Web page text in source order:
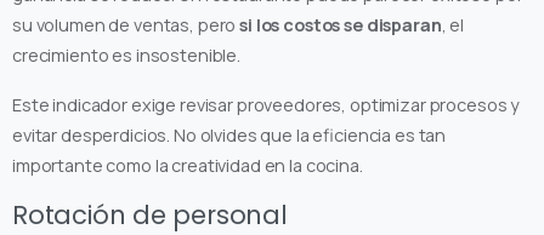
su volumen de ventas, perosi los costos se disparan, el
crecimiento es insostenible.
Este indicador exige revisar proveedores, optimizar procesos y
evitar desperdicios. No olvides que la eficiencia es tan
importante como la creatividad en la cocina.
Rotación de personal